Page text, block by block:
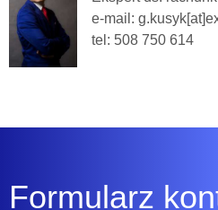
e-mail:
tel: 508 750 614
Formularz